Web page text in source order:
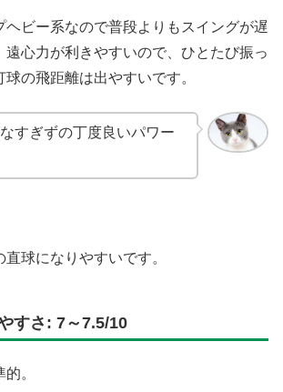
ヘビー系なので普段よりもスイングが遅
遠心力が利きやすいので、ひとたび振っ
の飛距離は出やすいです。
すぎずの丁度良いパワー
球になりやすいです。
すさ: 7～7.5/10
。